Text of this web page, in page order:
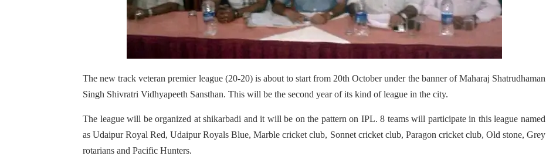
The new track veteran premier league (20-20) is about to start from 20th October under the banner of Maharaj Shatrudhaman
Singh Shivratri Vidhyapeeth Sansthan. This will be the second year of its kind of league in the city.
The league will be organized at shikarbadi and it will be on the pattern on IPL. 8 teams will participate in this league named
as Udaipur Royal Red, Udaipur Royals Blue, Marble cricket club, Sonnet cricket club, Paragon cricket club, Old stone, Grey
rotarians and Pacific Hunters.